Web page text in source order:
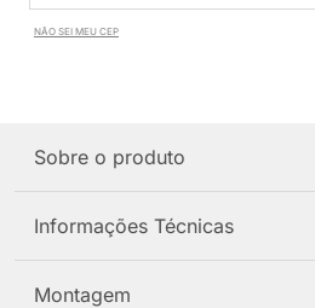
NÃO SEI MEU CEP
Sobre o produto
Informações Técnicas
Montagem